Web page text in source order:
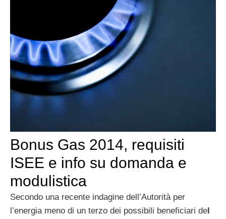
Bonus Gas 2014, requisiti
ISEE e info su domanda e
modulistica
Secondo una recente indagine dell’Autorità per
l’energia meno di un terzo dei possibili beneficiari de